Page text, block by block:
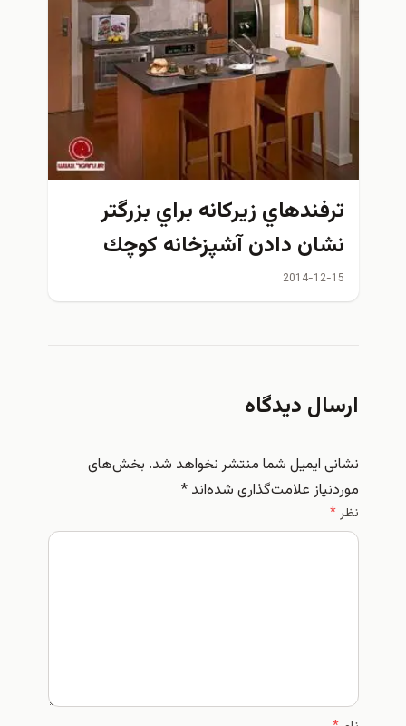
ترفندهاي زيركانه براي بزرگتر
نشان دادن آشپزخانه كوچك
2014-12-15
ارسال دیدگاه
نشانی ایمیل شما منتشر نخواهد شد. بخش‌های
موردنیاز علامت‌گذاری شده‌اند*
نظر*